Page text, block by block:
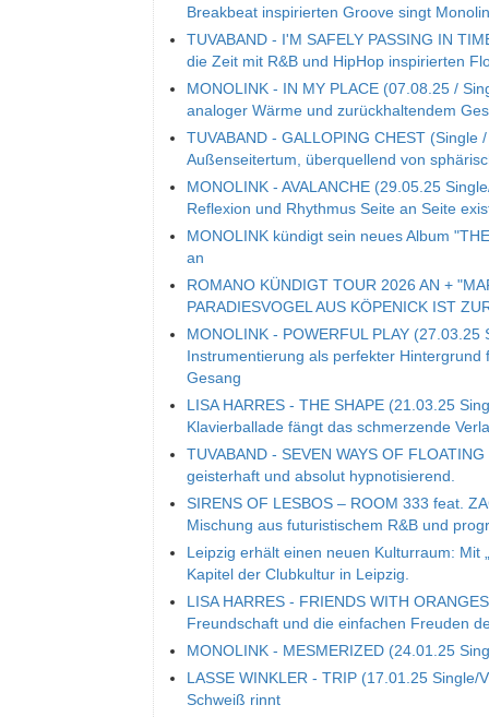
Breakbeat inspirierten Groove singt
TUVABAND - I'M SAFELY PASSING IN
die Zeit mit R&B und HipHop inspirierten
MONOLINK - IN MY PLACE (07.08.25 /
analoger Wärme und zurückhaltendem
TUVABAND - GALLOPING CHEST
Außenseitertum, überquellend von
MONOLINK - AVALANCHE (29.05.25
Reflexion und Rhythmus Seite an Seite
MONOLINK kündigt sein neues Album
an
ROMANO KÜNDIGT TOUR 2026 AN +
PARADIESVOGEL AUS KÖPENICK IST
MONOLINK - POWERFUL PLAY
Instrumentierung als perfekter
Gesang
LISA HARRES - THE SHAPE (21.03.25
Klavierballade fängt das schmerzende
TUVABAND - SEVEN WAYS OF
geisterhaft und absolut hypnotisierend.
SIRENS OF LESBOS – ROOM 333 feat.
Mischung aus futuristischem R&B und
Leipzig erhält einen neuen Kulturraum: Mit
Kapitel der Clubkultur in Leipzig.
LISA HARRES - FRIENDS WITH
Freundschaft und die einfachen Freuden
MONOLINK - MESMERIZED (24.01.25
LASSE WINKLER - TRIP (17.01.25
Schweiß rinnt